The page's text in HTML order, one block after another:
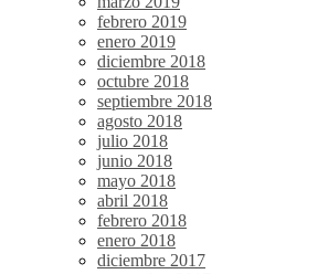
febrero 2019
enero 2019
diciembre 2018
octubre 2018
septiembre 2018
agosto 2018
julio 2018
junio 2018
mayo 2018
abril 2018
febrero 2018
enero 2018
diciembre 2017